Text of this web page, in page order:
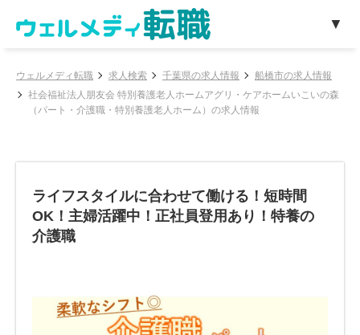
ウェルメディ転職 求人検索 千葉県の求人情報
船橋市の求人情報
社会福祉法人朋友会 特別養護老人ホームアグリ・ケアホームいこいの森
（パート・介護職・特別養護老人ホーム）の求人情報
ライフスタイルに合わせて働ける！短時間
OK！主婦活躍中！正社員登用あり！特養の
介護職